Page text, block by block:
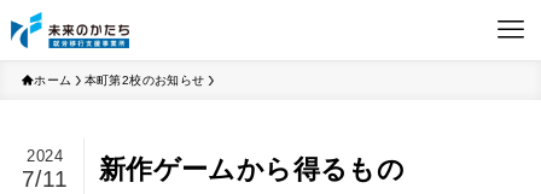
ホーム 本町第2校のお知らせ
新作ゲームから得るもの
2024
7/11